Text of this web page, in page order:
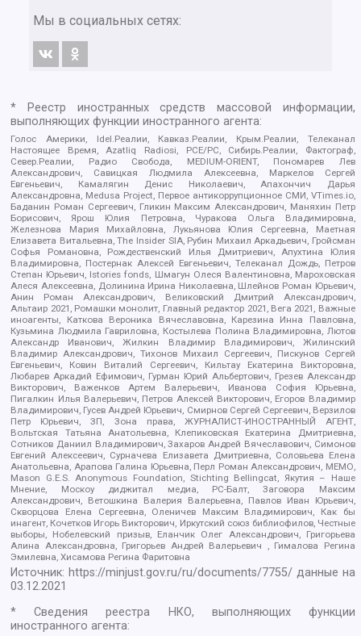
Мы в социальных сетях:
* Реестр иностранных средств массовой информации,
выполняющих функции иностранного агента:
Голос Америки, Idel.Реалии, Кавказ.Реалии, Крым.Реалии, Телеканал
Настоящее Время, Azatliq Radiosi, PCE/PC, Сибирь.Реалии, Фактограф,
Север.Реалии, Радио Свобода, MEDIUM-ORIENT, Пономарев Лев
Александрович, Савицкая Людмила Алексеевна, Маркелов Сергей
Евгеньевич, Камалягин Денис Николаевич, Апахончич Дарья
Александровна, Medusa Project, Первое антикоррупционное СМИ, VTimes.io,
Баданин Роман Сергеевич, Гликин Максим Александрович, Маняхин Петр
Борисович, Ярош Юлия Петровна, Чуракова Ольга Владимировна,
Железнова Мария Михайловна, Лукьянова Юлия Сергеевна, Маетная
Елизавета Витальевна, The Insider SIA, Рубин Михаил Аркадьевич, Гройсман
Софья Романовна, Рождественский Илья Дмитриевич, Апухтина Юлия
Владимировна, Постернак Алексей Евгеньевич, Телеканал Дождь, Петров
Степан Юрьевич, Istories fonds, Шмагун Олеся Валентиновна, Мароховская
Алеся Алексеевна, Долинина Ирина Николаевна, Шлейнов Роман Юрьевич,
Анин Роман Александрович, Великовский Дмитрий Александрович,
Альтаир 2021, Ромашки монолит, Главный редактор 2021, Вега 2021, Важные
иноагенты, Каткова Вероника Вячеславовна, Карезина Инна Павловна,
Кузьмина Людмила Гавриловна, Костылева Полина Владимировна, Лютов
Александр Иванович, Жилкин Владимир Владимирович, Жилинский
Владимир Александрович, Тихонов Михаил Сергеевич, Пискунов Сергей
Евгеньевич, Ковин Виталий Сергеевич, Кильтау Екатерина Викторовна,
Любарев Аркадий Ефимович, Гурман Юрий Альбертович, Грезев Александр
Викторович, Важенков Артем Валерьевич, Иванова София Юрьевна,
Пигалкин Илья Валерьевич, Петров Алексей Викторович, Егоров Владимир
Владимирович, Гусев Андрей Юрьевич, Смирнов Сергей Сергеевич, Верзилов
Петр Юрьевич, ЗП, Зона права, ЖУРНАЛИСТ-ИНОСТРАННЫЙ АГЕНТ,
Вольтская Татьяна Анатольевна, Клепиковская Екатерина Дмитриевна,
Сотников Даниил Владимирович, Захаров Андрей Вячеславович, Симонов
Евгений Алексеевич, Сурначева Елизавета Дмитриевна, Соловьева Елена
Анатольевна, Арапова Галина Юрьевна, Перл Роман Александрович, МЕМО,
Mason G.E.S. Anonymous Foundation, Stichting Bellingcat, Якутия – Наше
Мнение, Москоу диджитал медиа, РС-Балт, Заговора Максим
Александрович, Ветошкина Валерия Валерьевна, Павлов Иван Юрьевич,
Скворцова Елена Сергеевна, Оленичев Максим Владимирович, Как бы
инагент, Кочетков Игорь Викторович, Иркутский союз библиофилов, Честные
выборы, Нобелевский призыв, Еланчик Олег Александрович, Григорьева
Алина Александровна, Григорьев Андрей Валерьевич , Гималова Регина
Эмилевна, Хисамова Регина Фаритовна
Источник:https://minjust.gov.ru/ru/documents/7755/ данные на
03.12.2021
* Сведения реестра НКО, выполняющих функции
иностранного агента: